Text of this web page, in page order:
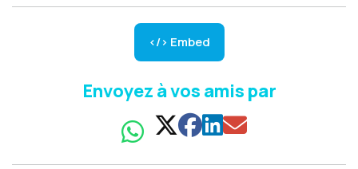
</> Embed
Envoyez à vos amis par